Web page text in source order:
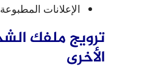
الإعلانات
الأخرى